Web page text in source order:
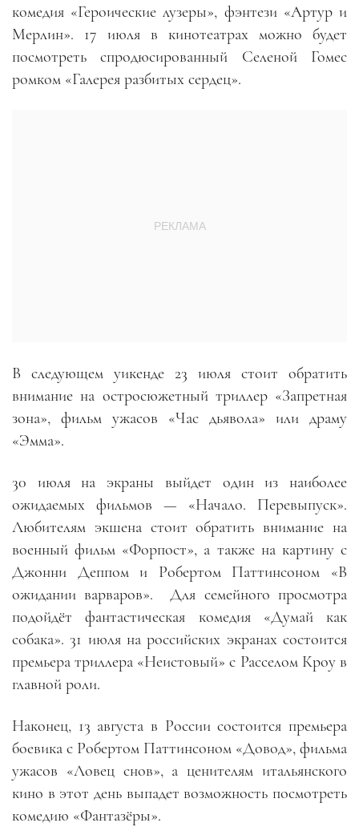
комедия «Героические лузеры», фэнтези «Артур и
Мерлин». 17 июля в кинотеатрах можно будет
посмотреть спродюсированный Селеной Гомес
ромком «Галерея разбитых сердец».
В следующем уикенде 23 июля стоит обратить
внимание на остросюжетный триллер «Запретная
зона», фильм ужасов «Час дьявола» или драму
«Эмма».
30 июля на экраны выйдет один из наиболее
ожидаемых фильмов — «Начало. Перевыпуск».
Любителям экшена стоит обратить внимание на
военный фильм «Форпост», а также на картину с
Джонни Деппом и Робертом Паттинсоном «В
ожидании варваров».
Для семейного просмотра
подойдёт фантастическая комедия «Думай как
собака». 31 июля на российских экранах состоится
премьера триллера «Неистовый» с Расселом Кроу в
главной роли.
Наконец, 13 августа в России состоится премьера
боевика с Робертом Паттинсоном «Довод», фильма
ужасов «Ловец снов», а ценителям итальянского
кино в этот день выпадет возможность посмотреть
комедию «Фантазёры».